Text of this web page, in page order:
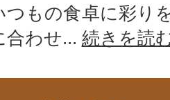
つもの食卓に彩り
合わせ... 続きを読